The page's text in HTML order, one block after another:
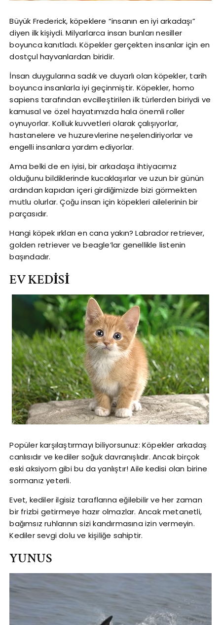
Büyük Frederick, köpeklere “insanın en iyi arkadaşı”
diyen ilk kişiydi. Milyarlarca insan bunları nesiller
boyunca kanıtladı. Köpekler gerçekten insanlar için en
dostçul hayvanlardan biridir.
İnsan duygularına sadık ve duyarlı olan köpekler, tarih
boyunca insanlarla iyi geçinmiştir. Köpekler, homo
sapiens tarafından evcilleştirilen ilk türlerden biriydi ve
kamusal ve özel hayatımızda hala önemli roller
oynuyorlar. Kolluk kuvvetleri olarak çalışıyorlar,
hastanelere ve huzurevlerine neşelendiriyorlar ve
engelli insanlara yardım ediyorlar.
Ama belki de en iyisi, bir arkadaşa ihtiyacımız
olduğunu bildiklerinde kucaklaşırlar ve uzun bir günün
ardından kapıdan içeri girdiğimizde bizi görmekten
mutlu olurlar. Çoğu insan için köpekleri ailelerinin bir
parçasıdır.
Hangi köpek ırkları en cana yakın? Labrador retriever,
golden retriever ve beagle’lar genellikle listenin
başındadır.
EV KEDİSİ
Popüler karşılaştırmayı biliyorsunuz: Köpekler arkadaş
canlısıdır ve kediler soğuk davranışlıdır. Ancak birçok
eski aksiyom gibi bu da yanlıştır! Aile kedisi olan birine
sormanız yeterli.
Evet, kediler ilgisiz taraflarına eğilebilir ve her zaman
bir frizbi getirmeye hazır olmazlar. Ancak metanetli,
bağımsız ruhlarının sizi kandırmasına izin vermeyin.
Kediler sevgi dolu ve kişiliğe sahiptir.
YUNUS